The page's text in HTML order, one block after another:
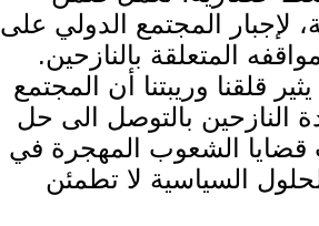
لإجبار المجتمع الدولي على
المتعلقة بالنازحين.
قلقنا وريبتنا أن المجتمع
النازحين بالتوصل الى حل
الشعوب المهجرة في
السياسية لا تطمئن